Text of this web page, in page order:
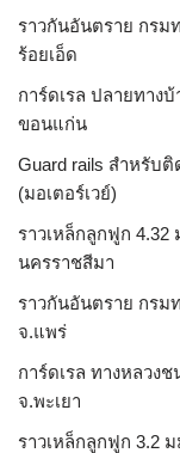
ราวกันอันตราย กรม
ร้อยเอ็ด
การ์ดเรล ปลายทาง
ขอนแก่น
Guard rails สำหรับติ
(มอเตอร์เวย์)
ราวเหล็กลูกฟูก 4.32
นครราชสีมา
ราวกันอันตราย กรม
จ.แพร่
การ์ดเรล ทางหลวง
จ.พะเยา
ราวเหล็กลูกฟูก 3.2